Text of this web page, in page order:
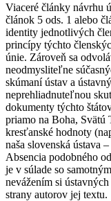
Viaceré články návrhu
článok 5 ods. 1 alebo
identity jednotlivých
princípy týchto
únie. Zároveň sa
neodmysliteľne
skúmaní ústav a
neprehliadnuteľnou
dokumenty týchto
priamo na Boha, Svätú
kresťanské hodnoty
naša slovenská ústava
Absencia podobného
je v súlade so
nevážením si
strany autorov jej textu.